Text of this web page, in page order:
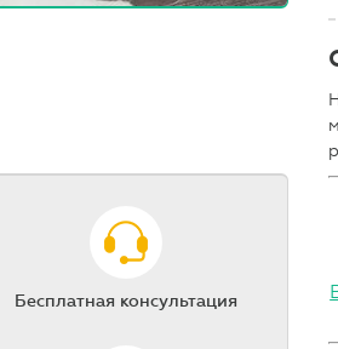
Бесплатная консультация